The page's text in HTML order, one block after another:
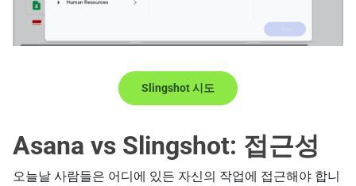
Slingshot 시도
Asana vs Slingshot: 접근성
오늘날 사람들은 어디에 있든 자신의 작업에 접근해야 합니